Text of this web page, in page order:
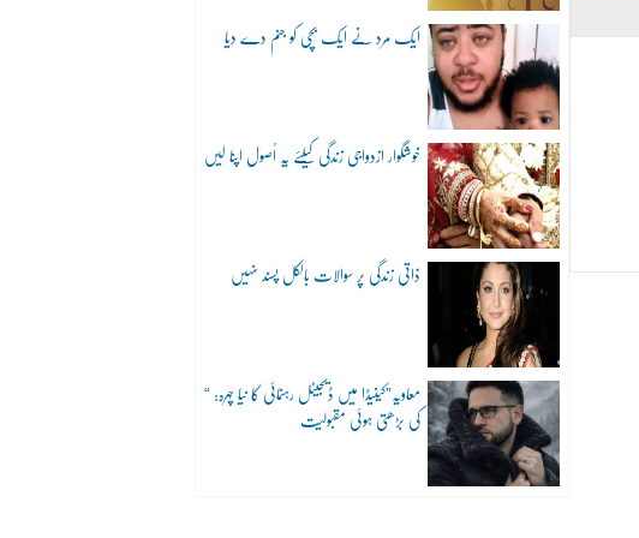
ایک مرد نے ایک بچی کو جنم دے دیا
خوشگوار ازدواجی زندگی کیلئے یہ اُصول اپنا لیں
ذاتی زندگی پر سوالات بالکل پسند نہیں
“معاویہ”کینیڈا میں ڈیجیٹل رہنمائی کا نیا چہرہ:
کی بڑھتی ہوئی مقبولیت